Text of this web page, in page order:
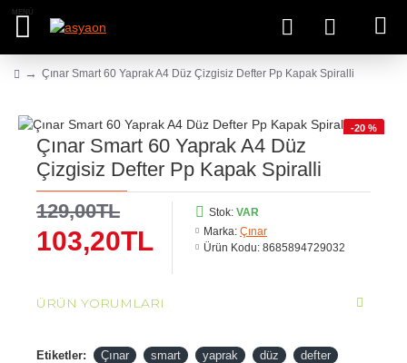
Çınar Smart 60 Yaprak A4 Düz Çizgisiz Defter Pp Kapak Spiralli
-20 %
Çınar Smart 60 Yaprak A4 Düz
Çizgisiz Defter Pp Kapak Spiralli
103,20TL
129,00TL Stok: VAR
Marka: Çınar
Ürün Kodu: 8685894729032
ÜRÜN YORUMLARI
Etiketler: Çınar smart yaprak düz
defter